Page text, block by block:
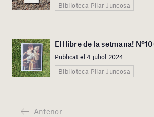
Biblioteca Pilar Juncosa
El llibre de la setmana!
Publicat el 4 juliol 2024
Biblioteca Pilar Juncosa
Anterior